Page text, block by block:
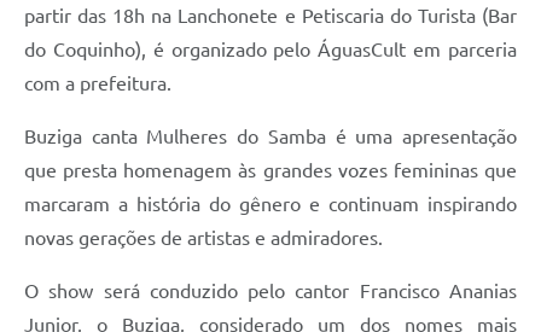
partir das 18h na Lanchonete e Petiscaria do Turista (Bar
do Coquinho), é organizado pelo ÁguasCult em parceria
com a prefeitura.
Buziga canta Mulheres do Samba é uma apresentação
que presta homenagem às grandes vozes femininas que
marcaram a história do gênero e continuam inspirando
novas gerações de artistas e admiradores.
O show será conduzido pelo cantor Francisco Ananias
Junior, o Buziga, considerado um dos nomes mais